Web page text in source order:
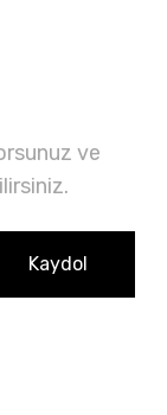
ve
Kaydol